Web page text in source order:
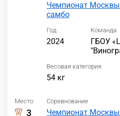
Чемпионат Москвы
самбо
Год
2024
Команда
ГБОУ
Весовая категория
54 кг
Место
3
Соревнование
Чемпионат